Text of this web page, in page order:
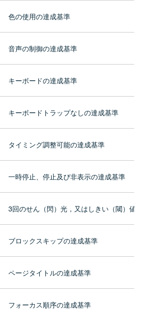
色の使用の達成基準
音声の制御の達成基準
キーボードの達成基準
キーボードトラップなしの達成基準
タイミング調整可能の達成基準
一時停止、停止及び非表示の達成基準
3回のせん（閃）光，又はしきい（閾）値以
ブロックスキップの達成基準
ページタイトルの達成基準
フォーカス順序の達成基準